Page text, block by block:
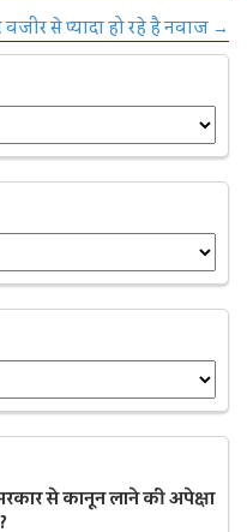
वजीर से प्यादा हो रहे है नवाज→
से कानून लाने की अपेक्षा